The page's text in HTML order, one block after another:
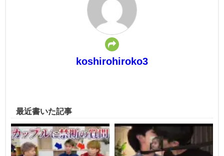
koshirohiroko3
最近書いた記事